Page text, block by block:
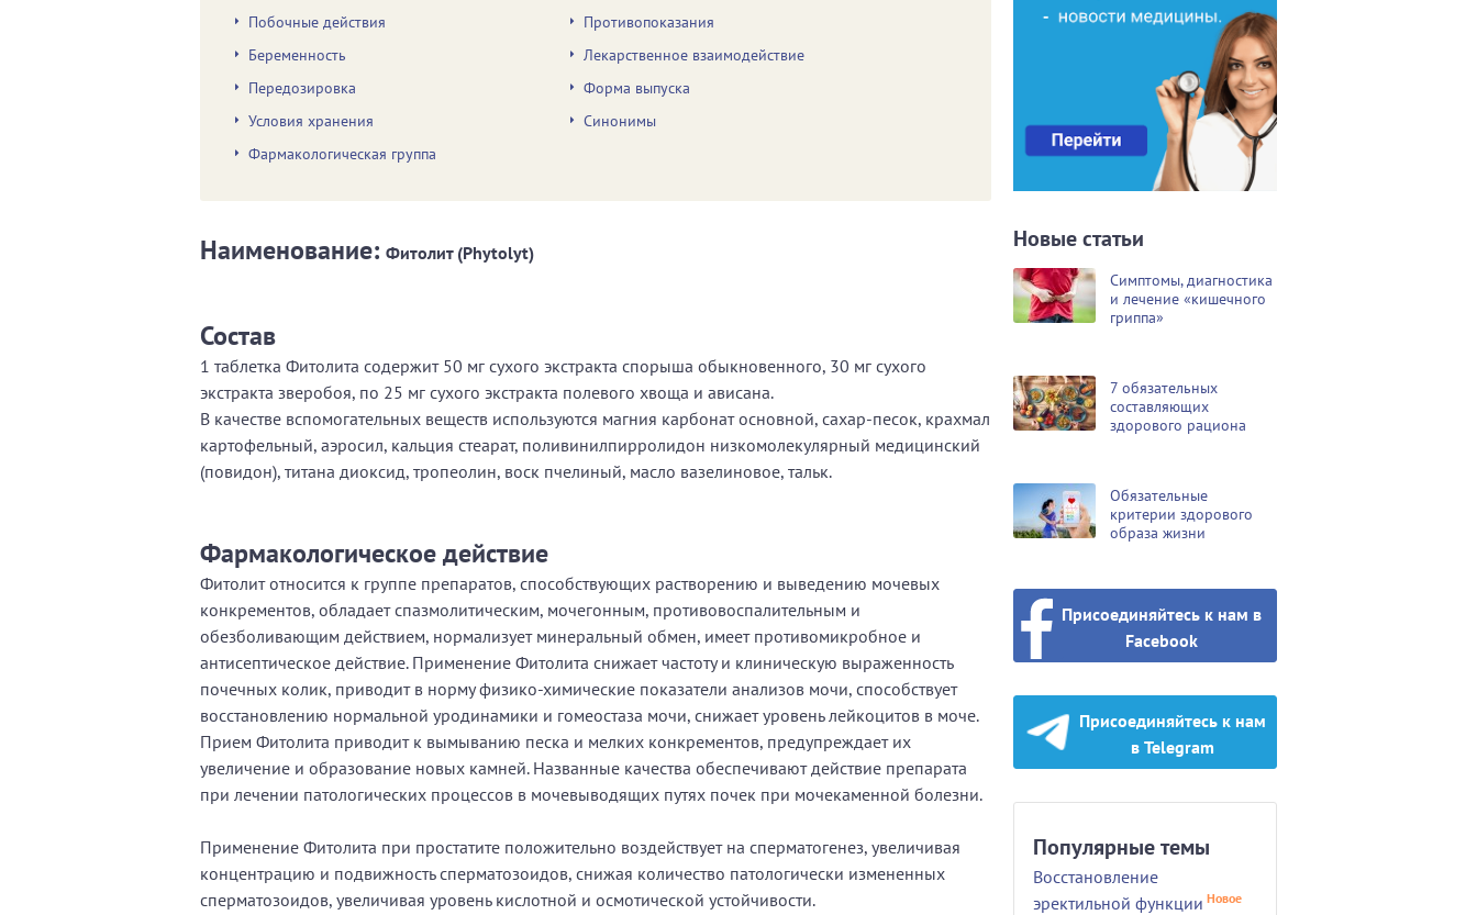
Побочные действия
Противопоказания
Беременность
Лекарственное взаимодействие
Передозировка
Форма выпуска
Условия хранения
Синонимы
Фармакологическая группа
Наименование: Фитолит (Phytolyt)
Состав
1 таблетка Фитолита содержит 50 мг сухого экстракта спорыша обыкновенного, 30 мг сухого
экстракта зверобоя, по 25 мг сухого экстракта полевого хвоща и ависана.
В качестве вспомогательных веществ используются магния карбонат основной, сахар-песок, крахмал
картофельный, аэросил, кальция стеарат, поливинилпирролидон низкомолекулярный медицинский
(повидон), титана диоксид, тропеолин, воск пчелиный, масло вазелиновое, тальк.
Фармакологическое действие
Фитолит относится к группе препаратов, способствующих растворению и выведению мочевых
конкрементов, обладает спазмолитическим, мочегонным, противовоспалительным и
обезболивающим действием, нормализует минеральный обмен, имеет противомикробное и
антисептическое действие. Применение Фитолита снижает частоту и клиническую выраженность
почечных колик, приводит в норму физико-химические показатели анализов мочи, способствует
восстановлению нормальной уродинамики и гомеостаза мочи, снижает уровень лейкоцитов в моче.
Прием Фитолита приводит к вымыванию песка и мелких конкрементов, предупреждает их
увеличение и образование новых камней. Названные качества обеспечивают действие препарата
при лечении патологических процессов в мочевыводящих путях почек при мочекаменной болезни.
Применение Фитолита при простатите положительно воздействует на сперматогенез, увеличивая
концентрацию и подвижность сперматозоидов, снижая количество патологически измененных
сперматозоидов, увеличивая уровень кислотной и осмотической устойчивости.
Новые статьи
Симптомы, диагностика
и лечение «кишечного
гриппа»
7 обязательных
составляющих
здорового рациона
Обязательные
критерии здорового
образа жизни
Присоединяйтесь к нам в
Facebook
Присоединяйтесь к нам
в Telegram
Популярные темы
Восстановление
эректильной функции Новое